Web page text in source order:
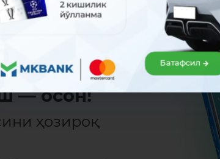
— осон!
ҳозироқ
Батафсил